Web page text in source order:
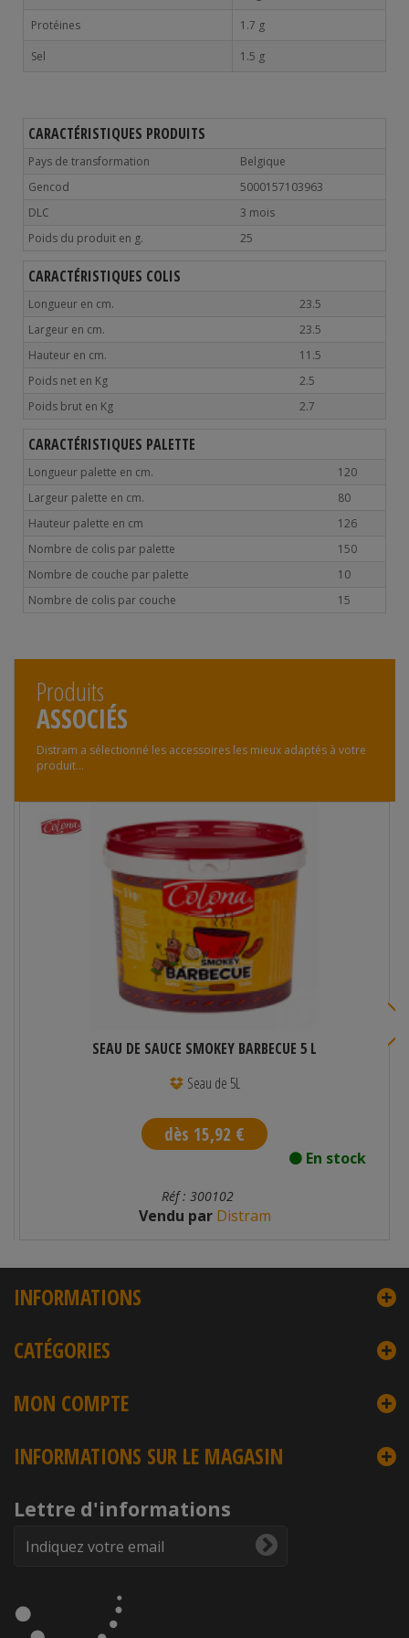
Protéines
1.7 g
Sel
1.5 g
CARACTÉRISTIQUES PRODUITS
Pays de transformation
Belgique
Gencod
5000157103963
DLC
3 mois
Poids du produit en g.
25
CARACTÉRISTIQUES COLIS
Longueur en cm.
23.5
Largeur en cm.
23.5
Hauteur en cm.
11.5
Poids net en Kg
2.5
Poids brut en Kg
2.7
CARACTÉRISTIQUES PALETTE
Longueur palette en cm.
120
Largeur palette en cm.
80
Hauteur palette en cm
126
Nombre de colis par palette
150
Nombre de couche par palette
10
Nombre de colis par couche
15
Produits
ASSOCIÉS
Distram a sélectionné les accessoires les mieux adaptés à votre
produit...
SEAU DE SAUCE SMOKEY BARBECUE 5 L
Seau de 5L
dès 15,92 €
En stock
Réf : 300102
Vendu parDistram
INFORMATIONS
CATÉGORIES
MON COMPTE
INFORMATIONS SUR LE MAGASIN
Lettre d'informations